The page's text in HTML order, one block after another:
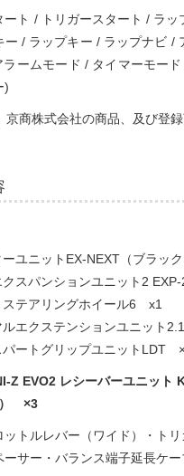
ート / トリガースタート / ラッ
ー / ラップキー / ラップナビ /
ラームモード / タイマーモー
)
商株式会社の商品、及び登録
ーユニットEX-NEXT（ブラッ
クスパンションユニット2
ステアリングホイール6 x1
ルエクステンションユニット
パートグリップユニットLDT
Z EVO2 レシーバーユニット
） ×3
トルレバー（ワイド）・トリ
ーサー・バランス端子延長ケ